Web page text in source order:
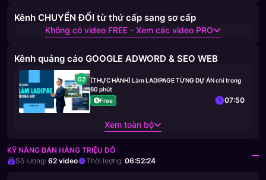
Kênh CHUYỂN ĐỔI từ thứ cấp sang sơ cấp
Không có video FREE - Xem các video PRO
Kênh quảng cáo GOOGLE ADWORD & SEO WEB
02
[THỰC HÀNH] Làm LADIPAGE TỪNG DỰ ÁN chỉ trong
60 phút
Free
07:50
Xem toàn bộ
KỸ NĂNG BÁN HÀNG TRIỆU ĐÔ
Số lượng: 62 video Thời lượng: 06:52:24